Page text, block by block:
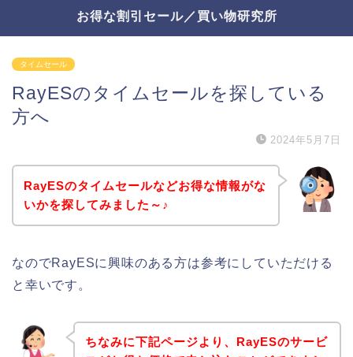
お得な割引セール／買い物研究所
タイムセール
RayESのタイムセールを探している
方へ
2024年5月7日
RayESのタイムセールなどお得な情報がな
いかを探してみました～♪
なのでRayESに興味のある方は参考にしていただける
と幸いです。
ちなみに下記ページより、RayESのサービ